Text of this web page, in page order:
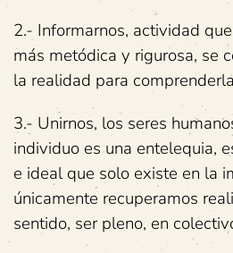
2.- Informarnos, actividad
más metódica y rigurosa, se
la realidad para
3.- Unirnos, los seres
individuo es una entelequia,
e ideal que solo existe en la
únicamente recuperamos
sentido, ser pleno, en